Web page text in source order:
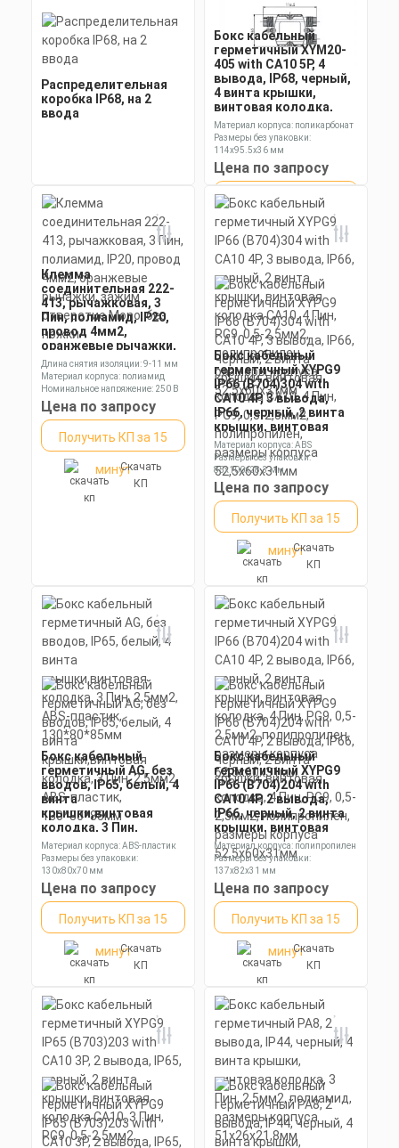
Распределительная
коробка IP68, на 2
ввода
Цена по запросу
Получить КП за 15
минутСкачать
КП
Бокс кабельный
герметичный XYM20-
405 with CA10 5P, 4
вывода, IP68, черный,
4 винта крышки,
винтовая колодка,
М20, 5 Пин, 0,5-1,5мм2,
полиамид, размеры
корпуса 63х65х29мм
Материал корпуса: поликарбонат
Размеры без упаковки:
114х95.5х36 мм
Степень пылевлагозащиты: IP68
Цена по запросу
Получить КП за 15
минутСкачать
КП
Клемма
соединительная 222-
413, рычажковая, 3
Пин, полиамид, IP20,
провод 4мм2,
оранжевые рычажки,
зажим отверстие
Mоno, без ножки
Длина снятия изоляции: 9-11 мм
Материал корпуса: полиамид
Номинальное напряжение: 250 В
Цена по запросу
Получить КП за 15
минутСкачать
КП
Бокс кабельный
герметичный XYPG9
IP66 (B704)304 with
CA10 4P, 3 вывода,
IP66, черный, 2 винта
крышки, винтовая
колодка CA10, 4 Пин,
PG9, 0,5-2,5мм2,
полипропилен,
размеры корпуса
52,5х60х31мм
Материал корпуса: ABS
Размеры без упаковки:
85x100x28.3 мм
Степень пылевлагозащиты: IP67
Цена по запросу
Получить КП за 15
минутСкачать
КП
Бокс кабельный
герметичный AG, без
вводов, IP65, белый, 4
винта
крышки,винтовая
колодка, 3 Пин,
2,5мм2, ABS-пластик,
130*80*85мм
Материал корпуса: ABS-пластик
Размеры без упаковки:
130х80х70 мм
Степень пылевлагозащиты: IP65
Цена по запросу
Получить КП за 15
минутСкачать
КП
Бокс кабельный
герметичный XYPG9
IP66 (B704)204 with
CA10 4P, 2 вывода,
IP66, черный, 2 винта
крышки, винтовая
колодка, 4 Пин, PG9,
0,5-2,5мм2,
полипропилен,
размеры корпуса
52,5х60х31мм
Материал корпуса: полипропилен
Размеры без упаковки:
137х82х31 мм
Степень пылевлагозащиты: IP66
Цена по запросу
Получить КП за 15
минутСкачать
КП